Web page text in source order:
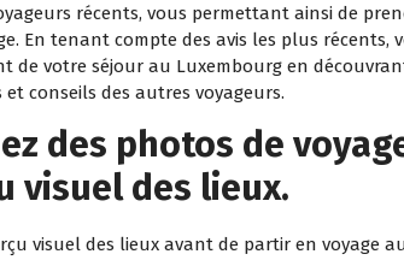
récents, vous permettant ainsi de
En tenant compte des avis les plus récents,
de votre séjour au Luxembourg en
conseils des autres voyageurs.
des photos de
visuel des lieux.
visuel des lieux avant de partir en voyage